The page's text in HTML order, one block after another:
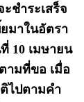
ชำระเสร็จ
มาในอัตรา
10 เมษายน
ามที่ขอ เมื่อ
ไปตามคำ